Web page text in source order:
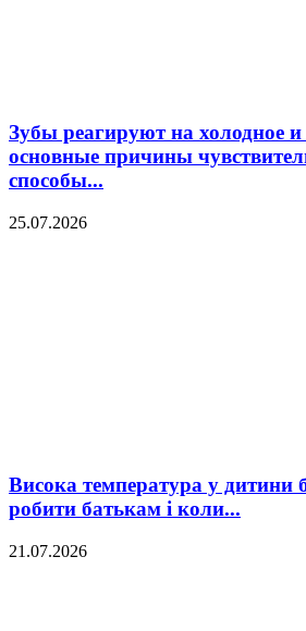
Зубы реагируют на холодное и
основные причины
способы...
25.07.2026
Висока температура у дитини
робити батькам і коли...
21.07.2026